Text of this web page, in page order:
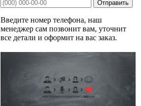
Введите номер телефона, наш
менеджер сам позвонит вам, уточнит
все детали и оформит на вас заказ.